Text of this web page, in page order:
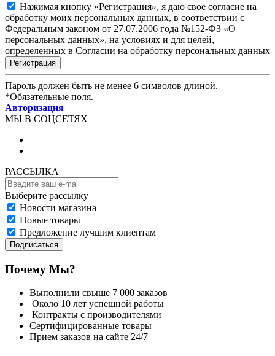
Нажимая кнопку «Регистрация», я даю свое согласие на
обработку моих персональных данных, в соответствии с
Федеральным законом от 27.07.2006 года №152-ФЗ «О
персональных данных», на условиях и для целей,
определенных в Согласии на обработку персональных данных
Пароль должен быть не менее 6 символов длиной.
*Обязательные поля.
Авторизация
МЫ В СОЦСЕТЯХ
РАССЫЛКА
Выберите рассылку
Новости магазина
Новые товары
Предложение лучшим клиентам
Подписаться
Почему Мы?
Выполнили свыше 7 000 заказов
Около 10 лет успешной работы
Контракты с производителями
Сертифицированные товары
Прием заказов на сайте 24/7